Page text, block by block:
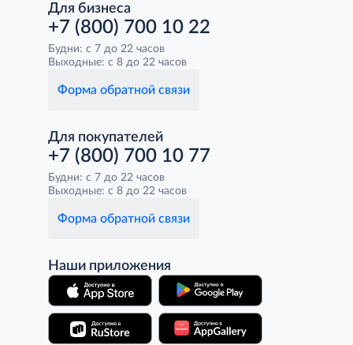
Для бизнеса
+7 (800) 700 10 22
Будни: с 7 до 22 часов
Выходные: с 8 до 22 часов
Форма обратной связи
Для покупателей
+7 (800) 700 10 77
Будни: с 7 до 22 часов
Выходные: с 8 до 22 часов
Форма обратной связи
Наши приложения